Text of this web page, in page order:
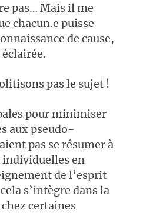
pas… Mais il me
chacun.e puisse
de cause,
pas le sujet !
pour minimiser
aux pseudo-
pas se résumer à
en
de l’esprit
s’intègre dans la
certaines